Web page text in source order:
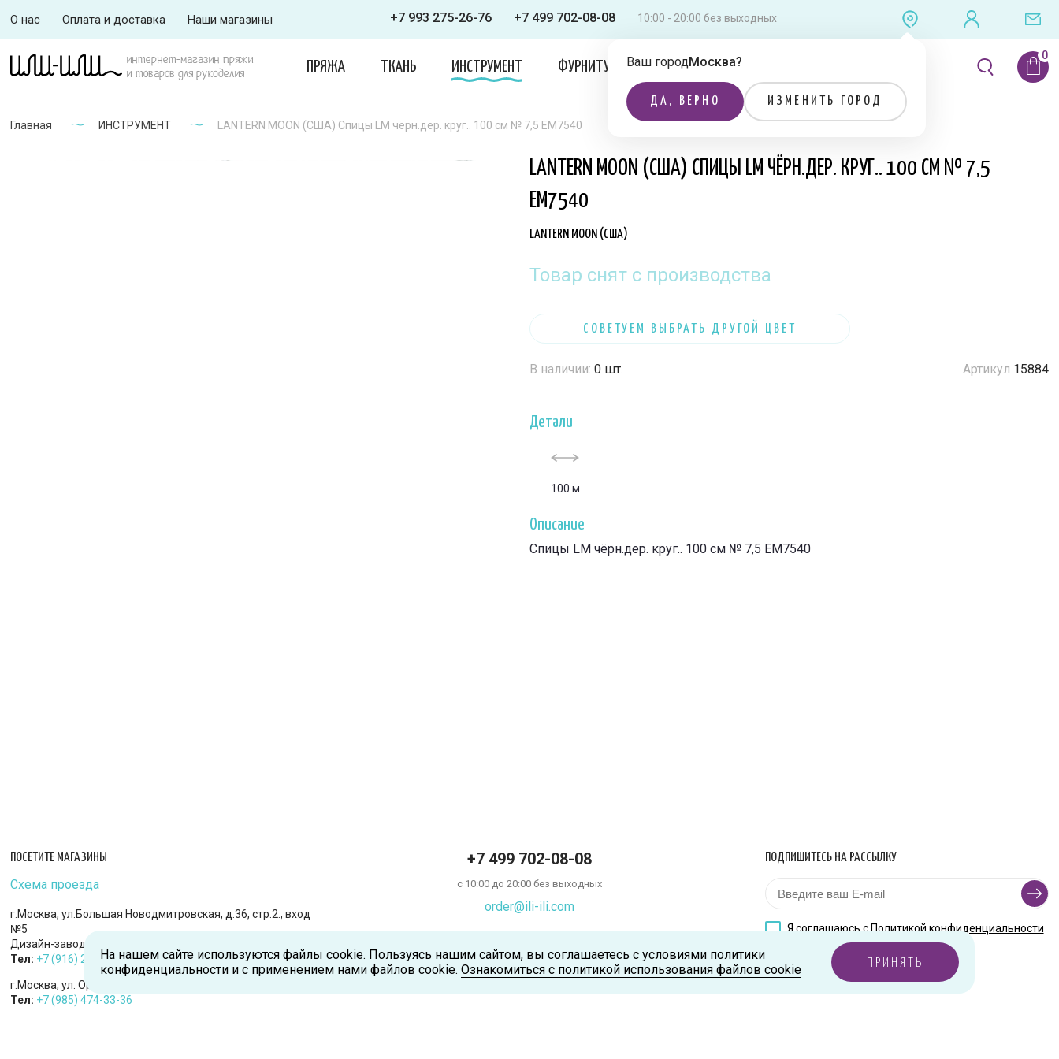
О нас Оплата и доставка Наши магазины +7 993 275-26-76 +7 499 702-08-08 10:00 - 20:00 без выходных
Ваш городМосква?
ДА, ВЕРНО ИЗМЕНИТЬ ГОРОД
интернет-магазин пряжи
и товаров для рукоделия
ПРЯЖА ТКАНЬ ИНСТРУМЕНТ ФУРНИТУРА ОДЕЖДА ЛИТЕРАТУРА
Главная ИНСТРУМЕНТ LANTERN MOON (США) Спицы LM чёрн.дер. круг.. 100 см № 7,5 EM7540
LANTERN MOON (США) СПИЦЫ LM ЧЁРН.ДЕР. КРУГ.. 100 СМ № 7,5
EM7540
LANTERN MOON (США)
Товар снят с производства
СОВЕТУЕМ ВЫБРАТЬ ДРУГОЙ ЦВЕТ
В наличии: 0 шт. Артикул 15884
Детали
100 м
Описание
Спицы LM чёрн.дер. круг.. 100 см № 7,5 EM7540
ПОСЕТИТЕ МАГАЗИНЫ
Схема проезда
г.Москва, ул.Большая Новодмитровская, д.36, стр.2., вход
№5
Дизайн-завод «FLACON»
Тел: +7 (916) 215-94-95
г.Москва, ул. Орджоникидзе, д.9, к.1
Тел: +7 (985) 474-33-36
+7 499 702-08-08
с 10:00 до 20:00 без выходных
order@ili-ili.com
ПОДПИШИТЕСЬ НА РАССЫЛКУ
Я соглашаюсь сПолитикой конфиденциальности
На нашем сайте используются файлы cookie. Пользуясь нашим сайтом, вы соглашаетесь с условиями политики
конфиденциальности и с применением нами файлов cookie. Ознакомиться с политикой использования файлов cookie ПРИНЯТЬ